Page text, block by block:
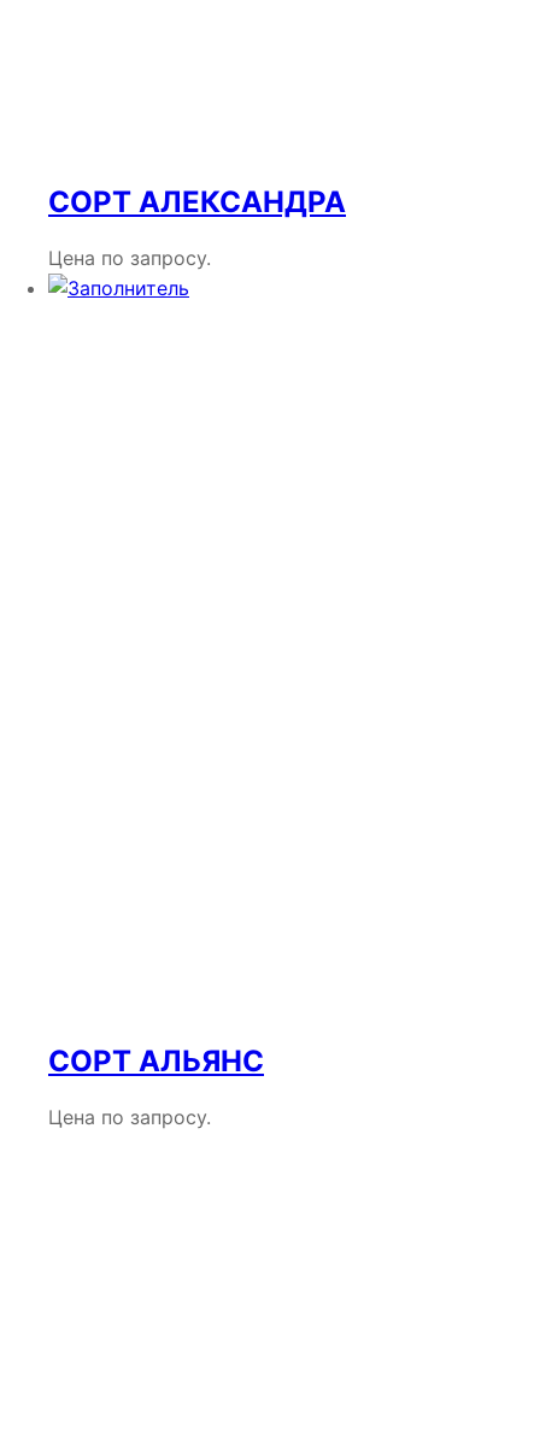
СОРТ АЛЕКСАНДРА
Цена по запросу.
СОРТ АЛЬЯНС
Цена по запросу.